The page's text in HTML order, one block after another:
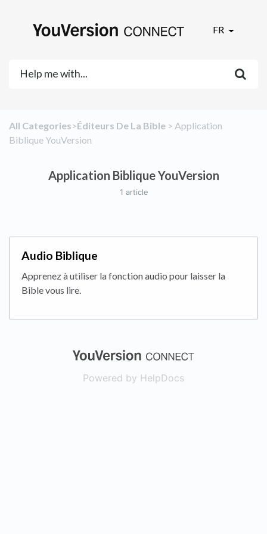
FR
All Categories​>​​Éditeurs De La Bible ​ > ​ ​Application
Biblique YouVersion
Application Biblique YouVersion
1 article
Audio Biblique
Apprenez à utiliser la fonction audio pour laisser la
Bible vous lire.
(opens in a
Powered by HelpDocs